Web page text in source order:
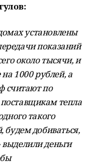
установлены
показаний
около тысячи, и
1000 рублей, а
считают по
тепла
такого
добиваться,
деньги